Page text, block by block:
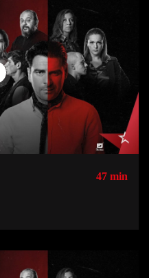
47 min